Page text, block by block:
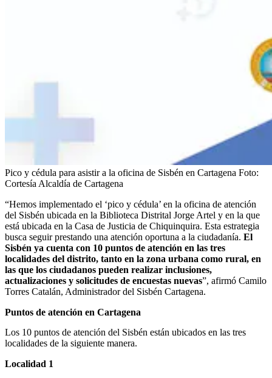
Pico y cédula para asistir a la oficina de Sisbén en Cartagena Foto:
Cortesía Alcaldía de Cartagena
“Hemos implementado el ‘pico y cédula’ en la oficina de atención
del Sisbén ubicada en la Biblioteca Distrital Jorge Artel y en la que
está ubicada en la Casa de Justicia de Chiquinquira. Esta estrategia
busca seguir prestando una atención oportuna a la ciudadanía. El
Sisbén ya cuenta con 10 puntos de atención en las tres
localidades del distrito, tanto en la zona urbana como rural, en
las que los ciudadanos pueden realizar inclusiones,
actualizaciones y solicitudes de encuestas nuevas”, afirmó Camilo
Torres Catalán, Administrador del Sisbén Cartagena.
Puntos de atención en Cartagena
Los 10 puntos de atención del Sisbén están ubicados en las tres
localidades de la siguiente manera.
Localidad 1